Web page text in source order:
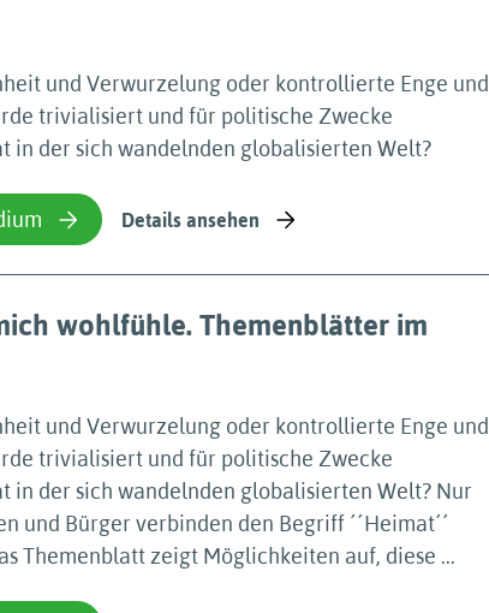
und Verwurzelung oder kontrollierte Enge und
trivialisiert und für politische Zwecke
in der sich wandelnden globalisierten Welt?
Details ansehen
wohlfühle. Themenblätter im
und Verwurzelung oder kontrollierte Enge und
trivialisiert und für politische Zwecke
in der sich wandelnden globalisierten Welt? Nur
und Bürger verbinden den Begriff ´´Heimat´´
Themenblatt zeigt Möglichkeiten auf, diese ...